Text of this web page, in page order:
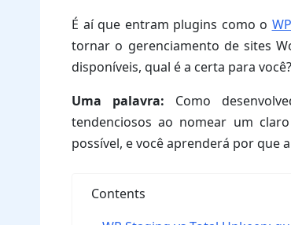
É aí que entram plugins como o
tornar o gerenciamento de sites
disponíveis, qual é a certa para você?
Uma palavra: Como
tendenciosos ao nomear um
possível, e você aprenderá por que
Contents